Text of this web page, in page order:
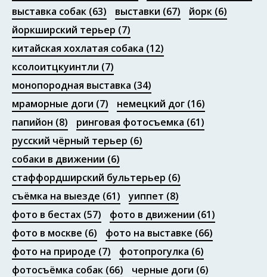
выставка собак (63) выставки (67) йорк (6)
йоркширский терьер (7)
китайская хохлатая собака (12)
ксолоитцкуинтли (7)
монопородная выставка (34)
мраморные доги (7) немецкий дог (16)
папийон (8) ринговая фотосъемка (61)
русский чёрный терьер (6)
собаки в движении (6)
стаффордширский бультерьер (6)
съёмка на выезде (61) уиппет (8)
фото в бестах (57) фото в движении (61)
фото в москве (6) фото на выставке (66)
фото на природе (7) фотопрогулка (6)
фотосъёмка собак (66) черные доги (6)